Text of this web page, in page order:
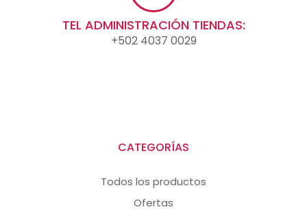
TEL ADMINISTRACIÓN TIENDAS:
+502 4037 0029
CATEGORÍAS
Todos los productos
Ofertas